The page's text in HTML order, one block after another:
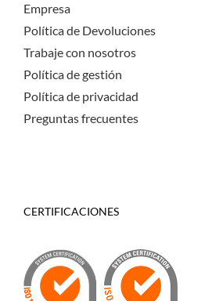
Empresa
Política de Devoluciones
Trabaje con nosotros
Política de gestión
Política de privacidad
Preguntas frecuentes
CERTIFICACIONES